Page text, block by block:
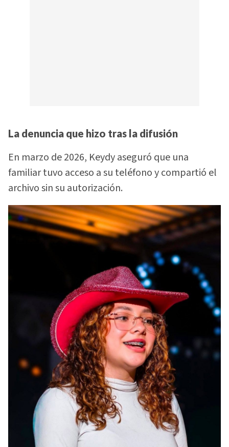
La denuncia que hizo tras la difusión
En marzo de 2026, Keydy aseguró que una
familiar tuvo acceso a su teléfono y compartió el
archivo sin su autorización.